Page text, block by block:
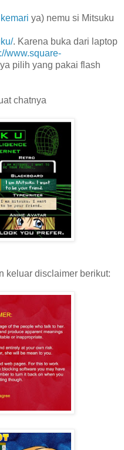
kemari ya) nemu si Mitsuku
. Karena buka dari laptop
www.square-
pilih yang pakai flash
chatnya
keluar disclaimer berikut: